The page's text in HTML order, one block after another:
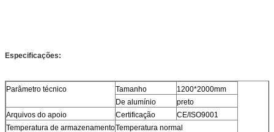
Especificações:
Parâmetro técnico Tamanho
1200*2000mm
De alumínio
preto
Arquivos do apoio
Certificação
CE/ISO9001
Temperatura de armazenamentoTemperatura normal